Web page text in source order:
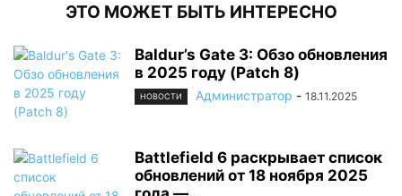
ЭТО МОЖЕТ БЫТЬ ИНТЕРЕСНО
Baldur’s Gate 3: Обзо обновления
в 2025 году (Patch 8)
НОВОСТИ Администратор - 18.11.2025
Battlefield 6 раскрывает список
обновлений от 18 ноября 2025